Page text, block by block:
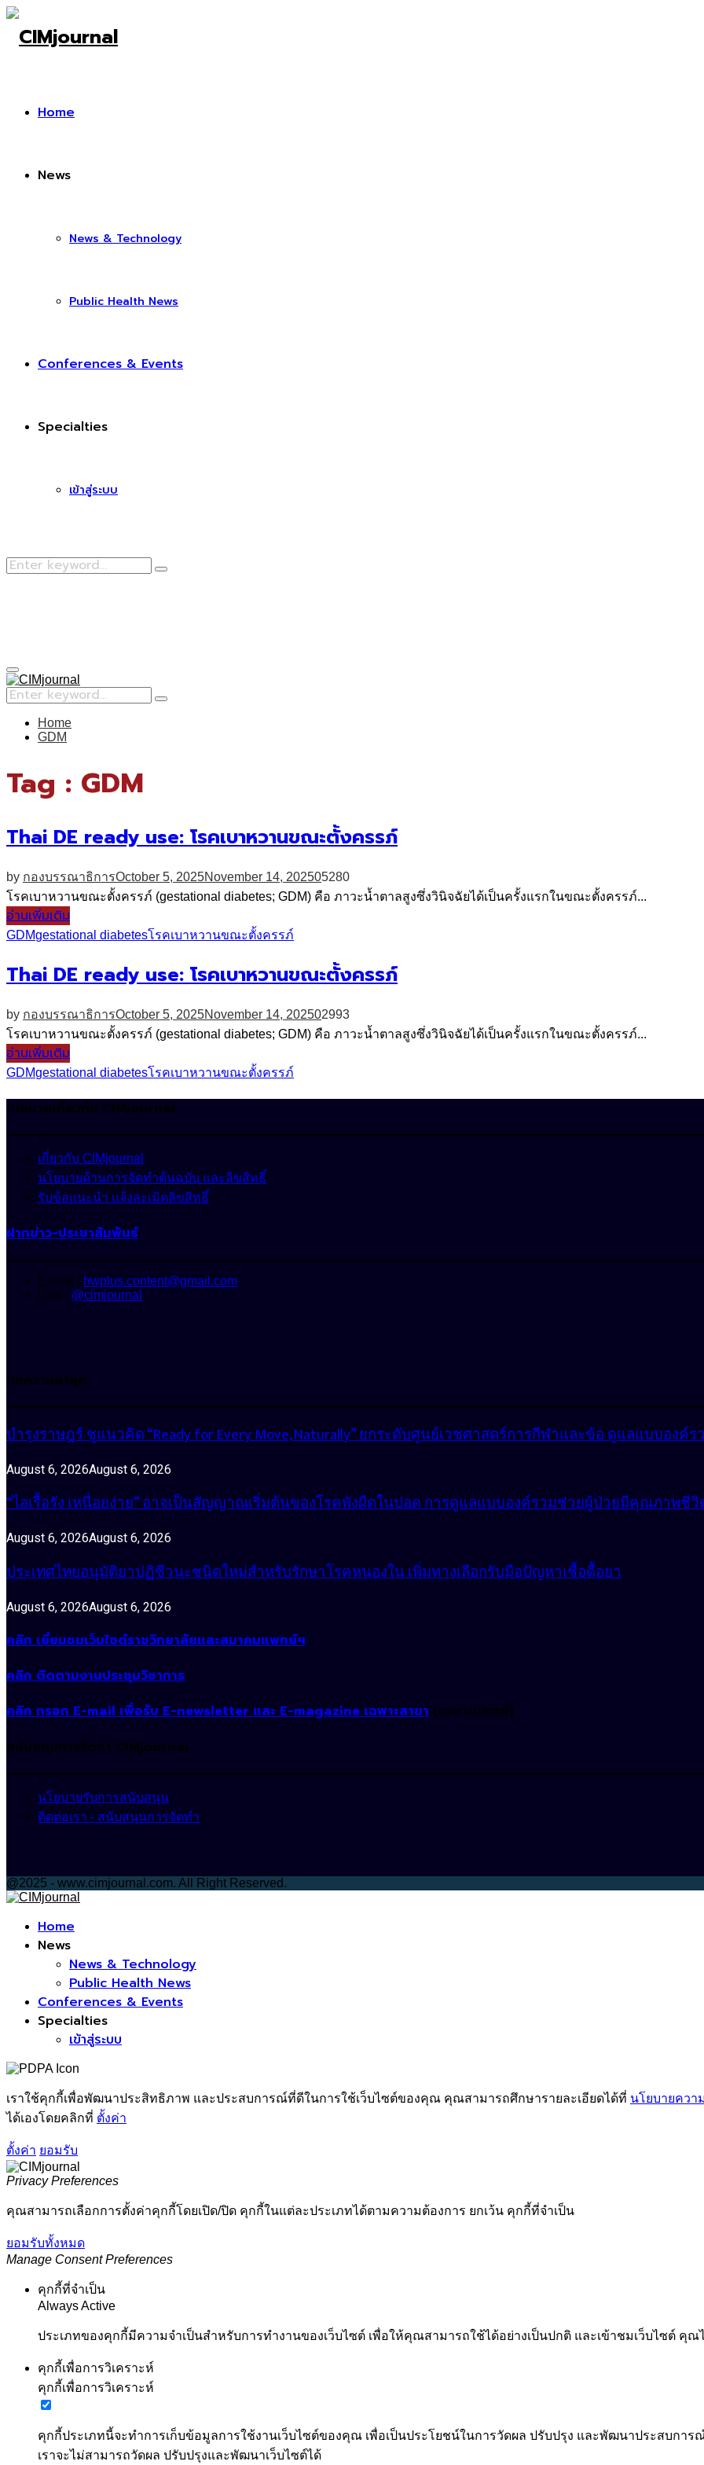
Home
News
News & Technology
Public Health News
Conferences & Events
Specialties
เข้าสู่ระบบ
Search
Search
Primary
Menu
Search
for:
Search
Home
GDM
Tag : GDM
Thai DE ready use: โรคเบาหวานขณะตั้งครรภ์
by กองบรรณาธิการOctober 5, 2025November 14, 202505280
โรคเบาหวานขณะตั้งครรภ์ (gestational diabetes; GDM) คือ ภาวะน้ำตาลสูงซึ่งวินิจฉัยได้เป็นครั้งแรกในขณะตั้งครรภ์...
อ่านเพิ่มเติม
GDMgestational diabetesโรคเบาหวานขณะตั้งครรภ์
Thai DE ready use: โรคเบาหวานขณะตั้งครรภ์
by กองบรรณาธิการOctober 5, 2025November 14, 202502993
โรคเบาหวานขณะตั้งครรภ์ (gestational diabetes; GDM) คือ ภาวะน้ำตาลสูงซึ่งวินิจฉัยได้เป็นครั้งแรกในขณะตั้งครรภ์...
อ่านเพิ่มเติม
GDMgestational diabetesโรคเบาหวานขณะตั้งครรภ์
นโยบายเกี่ยวกับ CIMjournal
เกี่ยวกับ CIMjournal
นโยบายด้านการจัดทำต้นฉบับ และลิขสิทธิ์
รับข้อแนะนำ แจ้งละเมิดลิขสิทธิ์
ฝากข่าว-ประชาสัมพันธ์
E-mail : hwplus.content@gmail.com
Line : @cimjournal
บทความล่าสุด
บำรุงราษฎร์ ชูแนวคิด “Ready for Every Move, Naturally” ยกระดับศูนย์เวชศาสตร์การกีฬาและข้อ ดูแลแบบองค์ร
August 6, 2026August 6, 2026
“ไอเรื้อรัง เหนื่อยง่าย” อาจเป็นสัญญาณเริ่มต้นของโรคพังผืดในปอด การดูแลแบบองค์รวมช่วยผู้ป่วยมีคุณภาพชี
August 6, 2026August 6, 2026
ประเทศไทยอนุมัติยาปฏิชีวนะชนิดใหม่สำหรับรักษาโรคหนองใน เพิ่มทางเลือกรับมือปัญหาเชื้อดื้อยา
August 6, 2026August 6, 2026
คลิก เยี่ยมชมเว็บไซต์ราชวิทยาลัยและสมาคมแพทย์ฯ
คลิก ติดตามงานประชุมวิชาการ
คลิก กรอก E-mail เพื่อรับ E-newsletter และ E-magazine เฉพาะสาขา (เฉพาะแพทย์)
สนับสนุนการจัดทำ CIMjournal
นโยบายรับการสนับสนุน
ติดต่อเรา - สนับสนุนการจัดทำ
@2025 - www.cimjournal.com. All Right Reserved.
Home
News
News & Technology
Public Health News
Conferences & Events
Specialties
เข้าสู่ระบบ
เราใช้คุกกี้เพื่อพัฒนาประสิทธิภาพ และประสบการณ์ที่ดีในการใช้เว็บไซต์ของคุณ คุณสามารถศึกษารายละเอียดได้ที่ นโยบายควา
ได้เองโดยคลิกที่ ตั้งค่า
ตั้งค่า ยอมรับ
Privacy Preferences
คุณสามารถเลือกการตั้งค่าคุกกี้โดยเปิด/ปิด คุกกี้ในแต่ละประเภทได้ตามความต้องการ ยกเว้น คุกกี้ที่จำเป็น
ยอมรับทั้งหมด
Manage Consent Preferences
คุกกี้ที่จำเป็น
Always Active
ประเภทของคุกกี้มีความจำเป็นสำหรับการทำงานของเว็บไซต์ เพื่อให้คุณสามารถใช้ได้อย่างเป็นปกติ และเข้าชมเว็บไซต์ คุ
คุกกี้เพื่อการวิเคราะห์
คุกกี้เพื่อการวิเคราะห์
คุกกี้ประเภทนี้จะทำการเก็บข้อมูลการใช้งานเว็บไซต์ของคุณ เพื่อเป็นประโยชน์ในการวัดผล ปรับปรุง และพัฒนาประสบกา
เราจะไม่สามารถวัดผล ปรับปรุงและพัฒนาเว็บไซต์ได้